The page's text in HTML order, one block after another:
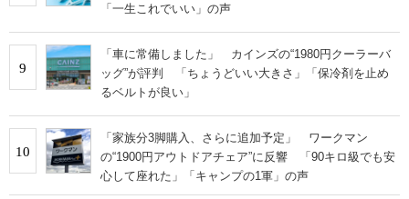
「一生これでいい」の声
9
「車に常備しました」 カインズの“1980円クーラーバ
ッグ”が評判 「ちょうどいい大きさ」「保冷剤を止め
るベルトが良い」
10
「家族分3脚購入、さらに追加予定」 ワークマン
の“1900円アウトドアチェア”に反響 「90キロ級でも安
心して座れた」「キャンプの1軍」の声